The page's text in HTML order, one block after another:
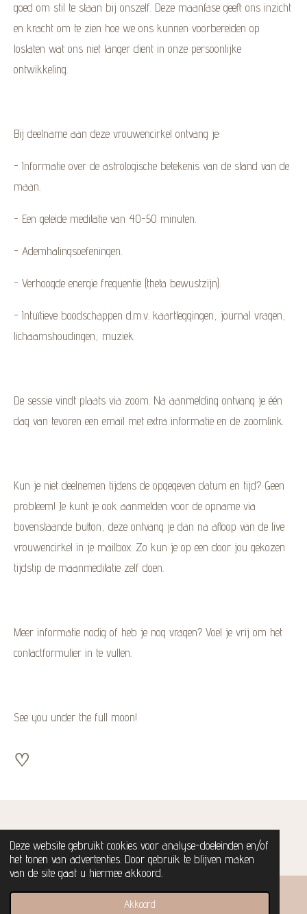
Deze website gebruikt cookies voor analyse-doeleinden en/of
het tonen van advertenties. Door gebruik te blijven maken
van de site gaat u hiermee akkoord.
Akkoord
goed om stil te staan bij onszelf. Deze maanfase geeft ons inzicht
en kracht om te zien hoe we ons kunnen voorbereiden op
loslaten wat ons niet langer dient in onze persoonlijke
ontwikkeling.
Bij deelname aan deze vrouwencirkel ontvang je:
- Informatie over de astrologische betekenis van de stand van de
maan.
- Een geleide meditatie van 40-50 minuten.
- Ademhalingsoefeningen.
- Verhoogde energie frequentie (theta bewustzijn).
- Intuïtieve boodschappen d.m.v. kaartleggingen, journal vragen,
lichaamshoudingen, muziek.
De sessie vindt plaats via zoom. Na aanmelding ontvang je één
dag van tevoren een email met extra informatie en de zoomlink.
Kun je niet deelnemen tijdens de opgegeven datum en tijd? Geen
probleem! Je kunt je ook aanmelden voor de opname via
bovenstaande button, deze ontvang je dan na afloop van de live
vrouwencirkel in je mailbox. Zo kun je op een door jou gekozen
tijdstip de maanmeditatie zelf doen.
Meer informatie nodig of heb je nog vragen? Voel je vrij om het
contactformulier in te vullen.
See you under the full moon!
♡
© Gaia's circle | 2026